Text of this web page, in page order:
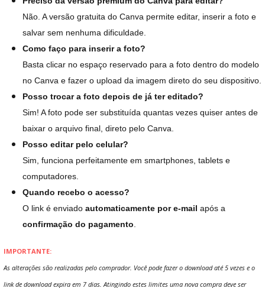
Não. A versão gratuita do Canva permite editar, inserir a foto e
salvar sem nenhuma dificuldade.
Como faço para inserir a foto?
Basta clicar no espaço reservado para a foto dentro do modelo
no Canva e fazer o upload da imagem direto do seu dispositivo.
Posso trocar a foto depois de já ter editado?
Sim! A foto pode ser substituída quantas vezes quiser antes de
baixar o arquivo final, direto pelo Canva.
Posso editar pelo celular?
Sim, funciona perfeitamente em smartphones, tablets e
computadores.
Quando recebo o acesso?
O link é enviado automaticamente por e-mail após a
confirmação do pagamento
IMPORTANTE:
As alterações são realizadas pelo comprador. Você pode fazer o download até 5 vezes e o
link de download expira em 7 dias. Atingindo estes limites uma nova compra deve ser